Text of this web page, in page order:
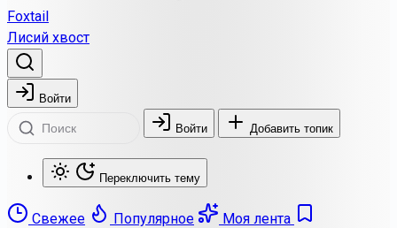
Foxtail
Лисий хвост
Войти
Войти Добавить топик
Переключить тему
Свежее Популярное
Моя лента